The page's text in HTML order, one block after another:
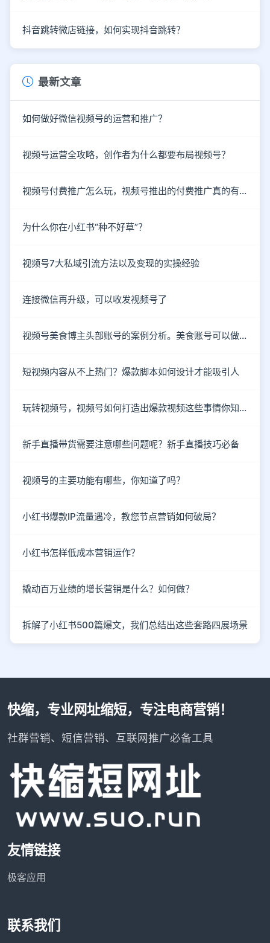
抖音跳转微店链接，如何实现抖音跳转？
最新文章
如何做好微信视频号的运营和推广？
视频号运营全攻略，创作者为什么都要布局视频号？
视频号付费推广怎么玩，视频号推出的付费推广真的有效吗？
为什么你在小红书“种不好草”？
视频号7大私域引流方法以及变现的实操经验
连接微信再升级，可以收发视频号了
视频号美食博主头部账号的案例分析。美食账号可以做哪些类型的内容？
短视频内容从不上热门？爆款脚本如何设计才能吸引人
玩转视频号，视频号如何打造出爆款视频这些事情你知道了吗？
新手直播带货需要注意哪些问题呢？新手直播技巧必备
视频号的主要功能有哪些，你知道了吗？
小红书爆款IP流量遇冷，教您节点营销如何破局？
小红书怎样低成本营销运作？
撬动百万业绩的增长营销是什么？如何做？
拆解了小红书500篇爆文，我们总结出这些套路四展场景
快缩，专业网址缩短，专注电商营销！
社群营销、短信营销、互联网推广必备工具
友情链接
极客应用
联系我们